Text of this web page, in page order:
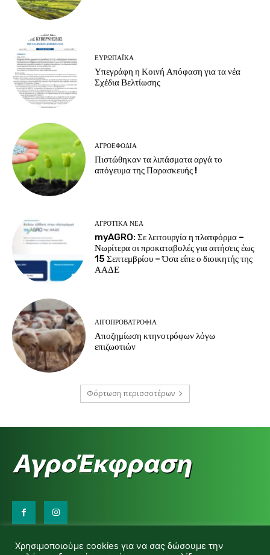
ΕΥΡΩΠΑΪΚΆ
Υπεγράφη η Κοινή Απόφαση για τα νέα
Σχέδια Βελτίωσης
ΑΓΡΟΕΦΌΔΙΑ
Πιστώθηκαν τα λιπάσματα αργά το
απόγευμα της Παρασκευής !
ΑΓΡΟΤΙΚΆ ΝΈΑ
myAGRO: Σε λειτουργία η πλατφόρμα –
Νωρίτερα οι προκαταβολές για αιτήσεις έως
15 Σεπτεμβρίου – Όσα είπε ο διοικητής της
ΑΑΔΕ
ΑΙΓΟΠΡΟΒΑΤΡΟΦΊΑ
Αποζημίωση κτηνοτρόφων λόγω
επιζωοτιών
Φόρτωση περισσοτέρων
d.makas@yahoo.gr
Χρησιμοποιούμε cookies για να σας δώσουμε την